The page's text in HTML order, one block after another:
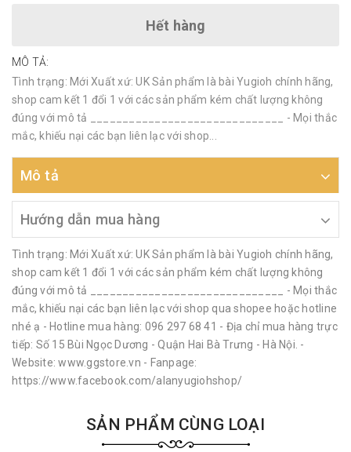
Hết hàng
MÔ TẢ:
Tình trạng: Mới Xuất xứ: UK Sản phẩm là bài Yugioh chính hãng,
shop cam kết 1 đổi 1 với các sản phẩm kém chất lượng không
đúng với mô tả ______________________________ - Mọi thắc
mắc, khiếu nại các bạn liên lạc với shop...
Mô tả
Hướng dẫn mua hàng
Tình trạng: Mới Xuất xứ: UK Sản phẩm là bài Yugioh chính hãng,
shop cam kết 1 đổi 1 với các sản phẩm kém chất lượng không
đúng với mô tả ______________________________ - Mọi thắc
mắc, khiếu nại các bạn liên lạc với shop qua shopee hoặc hotline
nhé ạ - Hotline mua hàng: 096 297 68 41 - Địa chỉ mua hàng trực
tiếp: Số 15 Bùi Ngọc Dương - Quận Hai Bà Trưng - Hà Nội. -
Website: www.ggstore.vn - Fanpage:
https://www.facebook.com/alanyugiohshop/
SẢN PHẨM CÙNG LOẠI